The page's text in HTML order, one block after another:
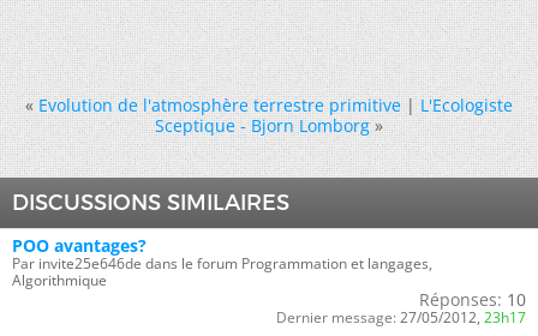
« Evolution de l'atmosphère terrestre primitive|L'Ecologiste
Sceptique - Bjorn Lomborg »
DISCUSSIONS SIMILAIRES
POO avantages?
Par invite25e646de dans le forum Programmation et langages,
Algorithmique
Réponses: 10
Dernier message: 27/05/2012, 23h17